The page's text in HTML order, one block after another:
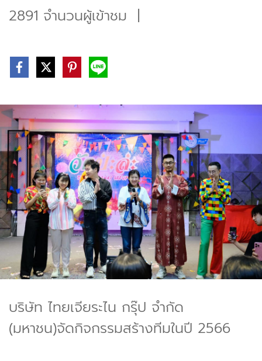
2891 จำนวนผู้เข้าชม |
บริษัท ไทยเจียระไน กรุ๊ป จำกัด
(มหาชน)จัดกิจกรรมสร้างทีมในปี 2566